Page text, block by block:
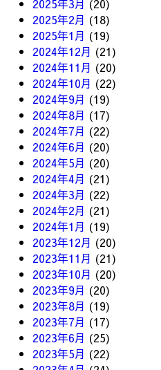
2025年3月 (20)
2025年2月 (18)
2025年1月 (19)
2024年12月 (21)
2024年11月 (20)
2024年10月 (22)
2024年9月 (19)
2024年8月 (17)
2024年7月 (22)
2024年6月 (20)
2024年5月 (20)
2024年4月 (21)
2024年3月 (22)
2024年2月 (21)
2024年1月 (19)
2023年12月 (20)
2023年11月 (21)
2023年10月 (20)
2023年9月 (20)
2023年8月 (19)
2023年7月 (17)
2023年6月 (25)
2023年5月 (22)